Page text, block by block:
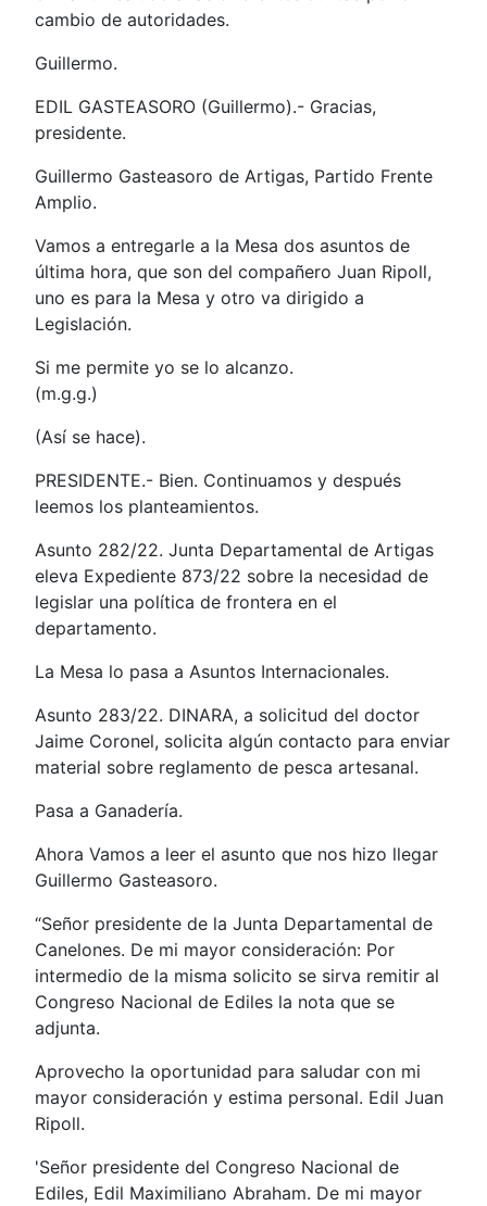
cambio de autoridades.
Guillermo.
EDIL GASTEASORO (Guillermo).- Gracias,
presidente.
Guillermo Gasteasoro de Artigas, Partido Frente
Amplio.
Vamos a entregarle a la Mesa dos asuntos de
última hora, que son del compañero Juan Ripoll,
uno es para la Mesa y otro va dirigido a
Legislación.
Si me permite yo se lo alcanzo.
(m.g.g.)
(Así se hace).
PRESIDENTE.- Bien. Continuamos y después
leemos los planteamientos.
Asunto 282/22. Junta Departamental de Artigas
eleva Expediente 873/22 sobre la necesidad de
legislar una política de frontera en el
departamento.
La Mesa lo pasa a Asuntos Internacionales.
Asunto 283/22. DINARA, a solicitud del doctor
Jaime Coronel, solicita algún contacto para enviar
material sobre reglamento de pesca artesanal.
Pasa a Ganadería.
Ahora Vamos a leer el asunto que nos hizo llegar
Guillermo Gasteasoro.
“Señor presidente de la Junta Departamental de
Canelones. De mi mayor consideración: Por
intermedio de la misma solicito se sirva remitir al
Congreso Nacional de Ediles la nota que se
adjunta.
Aprovecho la oportunidad para saludar con mi
mayor consideración y estima personal. Edil Juan
Ripoll.
'Señor presidente del Congreso Nacional de
Ediles, Edil Maximiliano Abraham. De mi mayor